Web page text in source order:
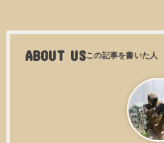
ABOUT US